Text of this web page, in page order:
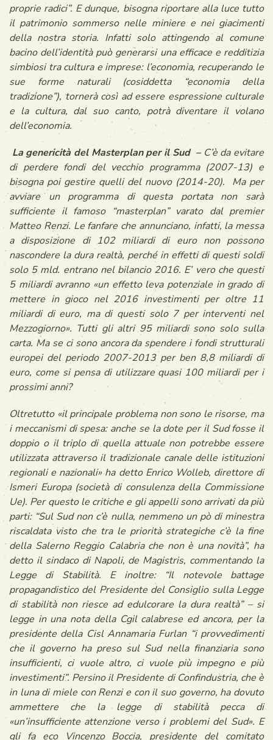
proprie radici”. E dunque, bisogna riportare alla luce tutto
il patrimonio sommerso nelle miniere e nei giacimenti
della nostra storia. Infatti solo attingendo al comune
bacino dell’identità può generarsi una efficace e redditizia
simbiosi tra cultura e imprese: l’economia, recuperando le
sue forme naturali (cosiddetta “economia della
tradizione”), tornerà così ad essere espressione culturale
e la cultura, dal suo canto, potrà diventare il volano
dell’economia.
La genericità del Masterplan per il Sud – C’è da evitare
di perdere fondi del vecchio programma (2007-13) e
bisogna poi gestire quelli del nuovo (2014-20).
Ma per
avviare un programma di questa portata non sarà
sufficiente il famoso “masterplan” varato dal premier
Matteo Renzi. Le fanfare che annunciano, infatti, la messa
a disposizione di 102 miliardi di euro non possono
nascondere la dura realtà, perché in effetti di questi soldi
solo 5 mld. entrano nel bilancio 2016. E’ vero che questi
5 miliardi avranno «un effetto leva potenziale in grado di
mettere in gioco nel 2016 investimenti per oltre 11
miliardi di euro, ma di questi solo 7 per interventi nel
Mezzogiorno». Tutti gli altri 95 miliardi sono solo sulla
carta. Ma se ci sono ancora da spendere i fondi strutturali
europei del periodo 2007-2013 per ben 8,8 miliardi di
euro, come si pensa di utilizzare quasi 100 miliardi per i
prossimi anni?
Oltretutto «il principale problema non sono le risorse, ma
i meccanismi di spesa: anche se la dote per il Sud fosse il
doppio o il triplo di quella attuale non potrebbe essere
utilizzata attraverso il tradizionale canale delle istituzioni
regionali e nazionali» ha detto Enrico Wolleb, direttore di
Ismeri Europa (società di consulenza della Commissione
Ue). Per questo le critiche e gli appelli sono arrivati da più
parti: “Sul Sud non c’è nulla, nemmeno un pò di minestra
riscaldata visto che tra le priorità strategiche c’è la fine
della Salerno Reggio Calabria che non è una novità”, ha
detto il sindaco di Napoli, de Magistris, commentando la
Legge di Stabilità. E inoltre: “Il notevole battage
propagandistico del Presidente del Consiglio sulla Legge
di stabilità non riesce ad edulcorare la dura realtà” – si
legge in una nota della Cgil calabrese ed ancora, per la
presidente della Cisl Annamaria Furlan “i provvedimenti
che il governo ha preso sul Sud nella finanziaria sono
insufficienti, ci vuole altro, ci vuole più impegno e più
investimenti”. Persino il Presidente di Confindustria, che è
in luna di miele con Renzi e con il suo governo, ha dovuto
ammettere che la legge di stabilità pecca di
«un’insufficiente attenzione verso i problemi del Sud». E
gli fa eco Vincenzo Boccia, presidente del comitato